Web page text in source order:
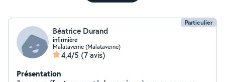
Particulier
Béatrice Durand
infirmière
Malataverne (Malataverne)
4,4/5 (7 avis)
Présentation